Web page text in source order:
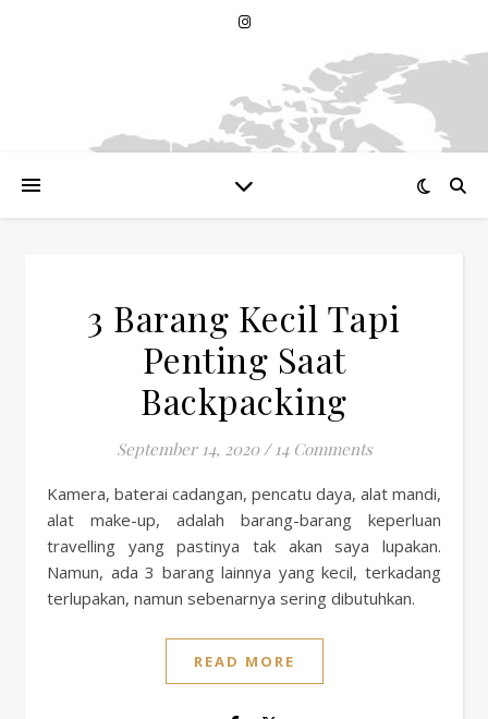
3 Barang Kecil Tapi
Penting Saat
Backpacking
September 14, 2020 / 14 Comments
Kamera, baterai cadangan, pencatu daya, alat mandi,
alat make-up, adalah barang-barang keperluan
travelling yang pastinya tak akan saya lupakan.
Namun, ada 3 barang lainnya yang kecil, terkadang
terlupakan, namun sebenarnya sering dibutuhkan.
READ MORE